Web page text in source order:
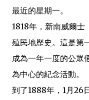
最近的星期一。
1818年，新南威爾
殖民地歷史。這是第
成為一年一度的公眾
為中心的紀念活動。
到了1888年，1月26